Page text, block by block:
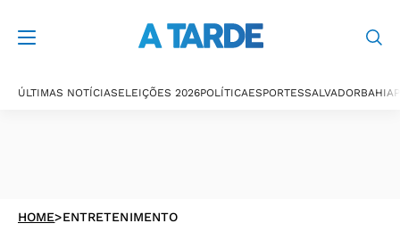
ÚLTIMAS NOTÍCIASELEIÇÕES 2026POLÍTICAESPORTESSALVADORBAHIA
HOME>ENTRETENIMENTO